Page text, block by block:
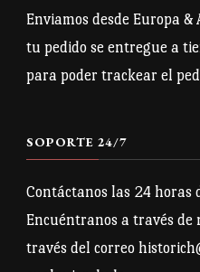
Enviamos desde Europa
tu pedido se entregue a
para poder trackear el
SOPORTE 24/7
Contáctanos las 24 horas
Encuéntranos a través de
través del correo